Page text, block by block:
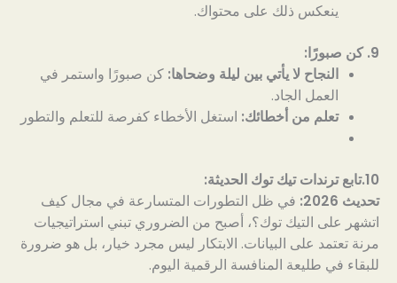
ينعكس ذلك على محتواك.
9. كن صبورًا:
النجاح لا يأتي بين ليلة وضحاها: كن صبورًا واستمر في
العمل الجاد.
تعلم من أخطائك: استغل الأخطاء كفرصة للتعلم والتطور
10.تابع ترندات تيك توك الحديثة:
تحديث 2026:
في ظل التطورات المتسارعة في مجال كيف
اتشهر على التيك توك؟، أصبح من الضروري تبني استراتيجيات
مرنة تعتمد على البيانات. الابتكار ليس مجرد خيار، بل هو ضرورة
للبقاء في طليعة المنافسة الرقمية اليوم.